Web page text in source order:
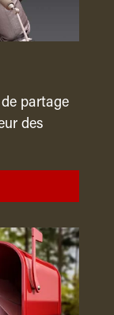
partage
des